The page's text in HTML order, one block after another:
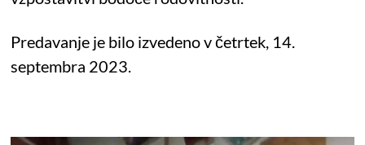
Predavanje je bilo izvedeno v četrtek, 14.
septembra 2023.